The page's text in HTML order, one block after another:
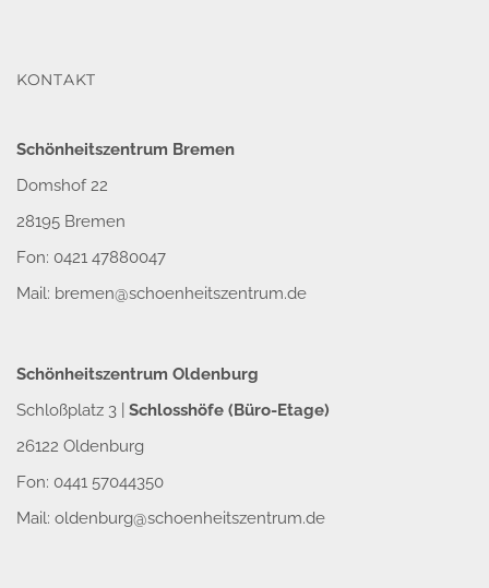
KONTAKT
Schönheitszentrum Bremen
Domshof 22
28195 Bremen
Fon: 0421 47880047
Mail: bremen@schoenheitszentrum.de
Schönheitszentrum Oldenburg
Schloßplatz 3 | Schlosshöfe (Büro-Etage)
26122 Oldenburg
Fon: 0441 57044350
Mail: oldenburg@schoenheitszentrum.de